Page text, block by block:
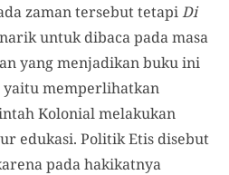
zaman tersebut tetapiDi
untuk dibaca pada masa
yang menjadikan buku ini
memperlihatkan
Kolonial melakukan
edukasi. Politik Etis disebut
pada hakikatnya